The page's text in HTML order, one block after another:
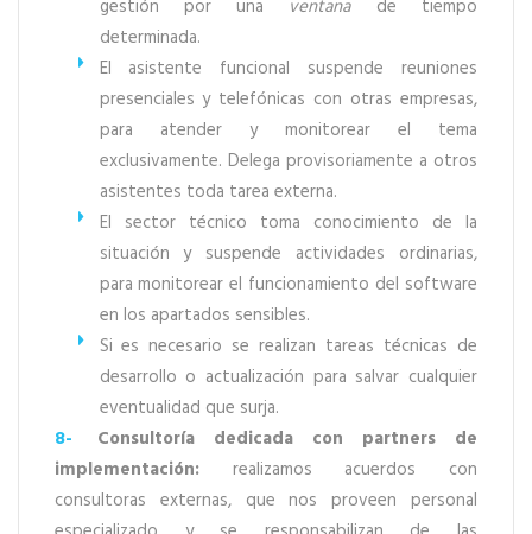
gestión por una ventanade tiempo
determinada.
El asistente funcional suspende reuniones
presenciales y telefónicas con otras empresas,
para atender y monitorear el tema
exclusivamente. Delega provisoriamente a otros
asistentes toda tarea externa.
El sector técnico toma conocimiento de la
situación y suspende actividades ordinarias,
para monitorear el funcionamiento del software
en los apartados sensibles.
Si es necesario se realizan tareas técnicas de
desarrollo o actualización para salvar cualquier
eventualidad que surja.
8-
Consultoría dedicada con partners de
implementación: realizamos acuerdos con
consultoras externas, que nos proveen personal